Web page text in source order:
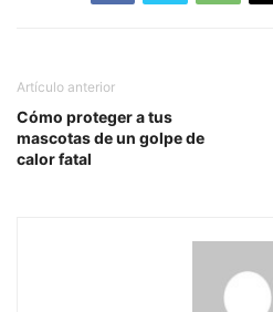
Artículo anterior
Cómo proteger a tus
mascotas de un golpe de
calor fatal